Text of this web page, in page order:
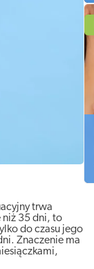
trwa
niż 35 dni, to
do czasu jego
Znaczenie ma